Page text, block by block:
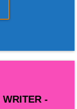
WRITER -